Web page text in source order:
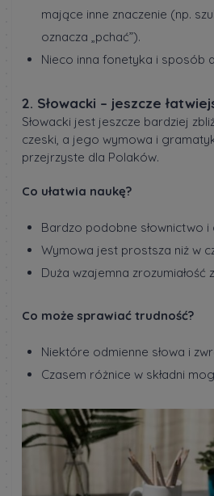
mające inne znaczenie (np.
oznacza „pchać”).
Nieco inna fonetyka i sposób
2. Słowacki – jeszcze
Słowacki jest jeszcze bardziej
czeski, a jego wymowa i
przejrzyste dla Polaków.
Co ułatwia naukę?
Bardzo podobne słownictwo i
Wymowa jest prostsza niż w
Duża wzajemna zrozumiałość
Co może sprawiać trudność?
Niektóre odmienne słowa i
Czasem różnice w składni